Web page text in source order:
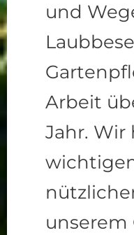
und
Arbeit
Jahr.
unserem